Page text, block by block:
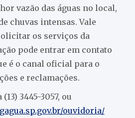
vazão das águas no local,
chuvas intensas. Vale
os serviços da
pode entrar em contato
é o canal oficial para o
e reclamações.
3445-3057, ou
ouvidoria/